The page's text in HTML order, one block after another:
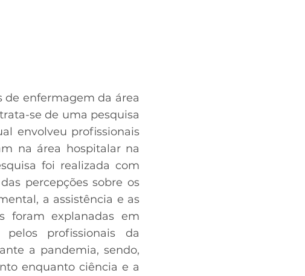
de enfermagem da área
se de uma pesquisa
envolveu profissionais
na área hospitalar na
foi realizada com
percepções sobre os
a assistência e as
foram explanadas em
pelos profissionais da
a pandemia, sendo,
enquanto ciência e a